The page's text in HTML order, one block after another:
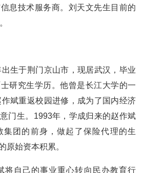
息技术服务商。刘天文先生目前的
于荆门京山市，现居武汉，毕业
研究生学历。他曾是长江大学的一
斌重返校园进修，成为了国内经济
门生。1993年，学成归来的赵作斌
集团的前身，做起了保险代理的生
原始资本积累。
自己的事业重心转向民办教育行